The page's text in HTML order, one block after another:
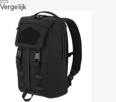
Vergelijk